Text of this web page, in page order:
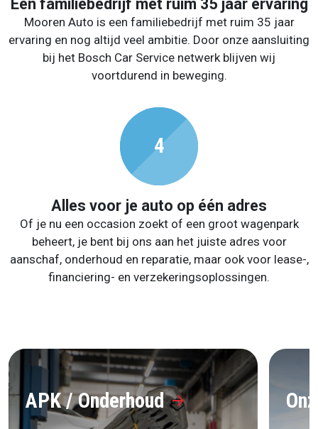
Een familiebedrijf met ruim 35 jaar ervaring
Mooren Auto is een familiebedrijf met ruim 35 jaar
ervaring en nog altijd veel ambitie. Door onze aansluiting
bij het Bosch Car Service netwerk blijven wij
voortdurend in beweging.
Alles voor je auto op één adres
Of je nu een occasion zoekt of een groot wagenpark
beheert, je bent bij ons aan het juiste adres voor
aanschaf, onderhoud en reparatie, maar ook voor lease-,
financiering- en verzekeringsoplossingen.
APK / Onderhoud arrow_forward